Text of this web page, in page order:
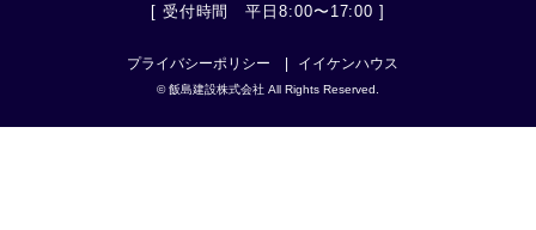
[ 受付時間 平日8:00〜17:00 ]
プライバシーポリシー イイケンハウス
© 飯島建設株式会社 All Rights Reserved.